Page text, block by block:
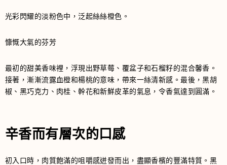
光彩閃耀的淡粉色中，泛起絲絲橙色。
慷慨大氣的芬芳
最初的甜美香味裡，浮現出野草莓、覆盆子和石榴籽的混合馨香。
接著，漸漸流露血橙和楊桃的意味，帶來一絲清新感。最後，黑胡
椒、黑巧克力、肉桂、幹花和新鮮皮革的氣息，令香氣達到圓滿。
辛香而有層次的口感
初入口時，肉質飽滿的咀嚼感迸發而出，盡顯香檳的豐滿特質。黑